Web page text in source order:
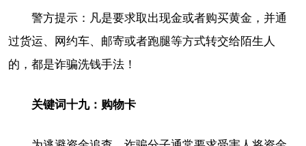
警方提示：凡是要求取出现金或者购买黄金，并通
过货运、网约车、邮寄或者跑腿等方式转交给陌生人
的，都是诈骗洗钱手法！
关键词十九：购物卡